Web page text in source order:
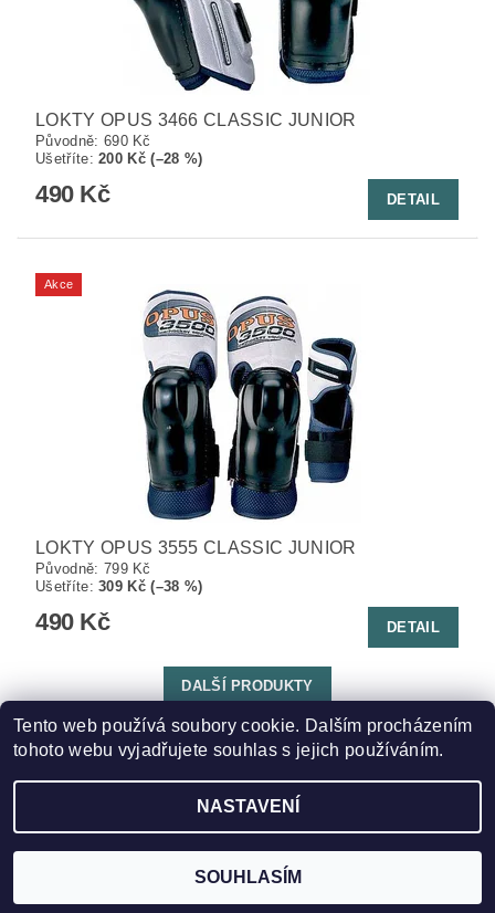
LOKTY OPUS 3466 CLASSIC JUNIOR
Původně: 690 Kč
Ušetříte:200 Kč (–28 %)
490 Kč DETAIL
Akce
LOKTY OPUS 3555 CLASSIC JUNIOR
Původně: 799 Kč
Ušetříte:309 Kč (–38 %)
490 Kč DETAIL
DALŠÍ PRODUKTY
2
2026 ©HOKEJSPORT.CZ, všechna práva vyhrazena
Vytvořil Shoptet
Tento web používá soubory cookie. Dalším procházením
tohoto webu vyjadřujete souhlas s jejich používáním.
NASTAVENÍ
SOUHLASÍM